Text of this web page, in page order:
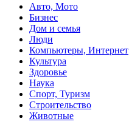
Авто, Мото
Бизнес
Дом и семья
Люди
Компьютеры, Интернет
Культура
Здоровье
Наука
Спорт, Туризм
Строительство
Животные